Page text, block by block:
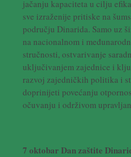
jačanju kapaciteta u cilju
sve izraženije pritiske na
području Dinarida. Samo uz
na nacionalnom i
stručnosti, ostvarivanje
uključivanjem zajednice i
razvoj zajedničkih politika i
doprinijeti povećanju
očuvanju i održivom
7 oktobar Dan zaštite